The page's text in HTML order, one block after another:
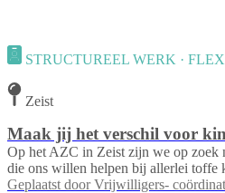
STRUCTUREEL WERK ·
Zeist
Maak jij het verschil voor
Op het AZC in Zeist zijn we op zoek
die ons willen helpen bij allerlei toffe
Geplaatst door Vrijwilligers-